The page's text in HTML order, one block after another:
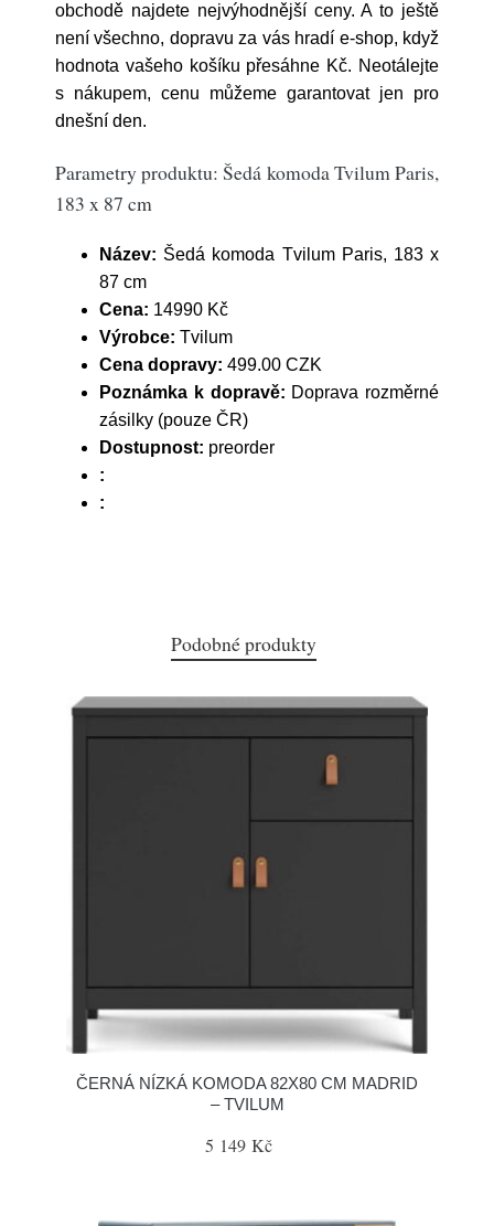
obchodě najdete nejvýhodnější ceny. A to ještě
není všechno, dopravu za vás hradí e-shop, když
hodnota vašeho košíku přesáhne Kč. Neotálejte
s nákupem, cenu můžeme garantovat jen pro
dnešní den.
Parametry produktu: Šedá komoda Tvilum Paris,
183 x 87 cm
Název: Šedá komoda Tvilum Paris, 183 x
87 cm
Cena: 14990 Kč
Výrobce: Tvilum
Cena dopravy: 499.00 CZK
Poznámka k dopravě: Doprava rozměrné
zásilky (pouze ČR)
Dostupnost: preorder
:
:
Podobné produkty
ČERNÁ NÍZKÁ KOMODA 82X80 CM MADRID
– TVILUM
5 149 Kč